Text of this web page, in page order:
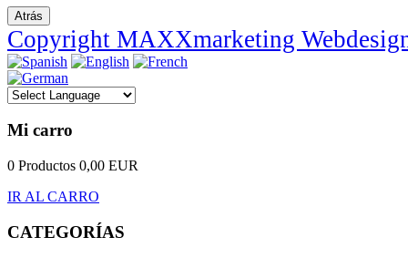
Copyright MAXXmarketing
Mi carro
0 Productos 0,00 EUR
IR AL CARRO
CATEGORÍAS